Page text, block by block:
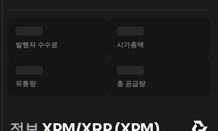
발행자 수수료 시가총액
유통량 총 공급량